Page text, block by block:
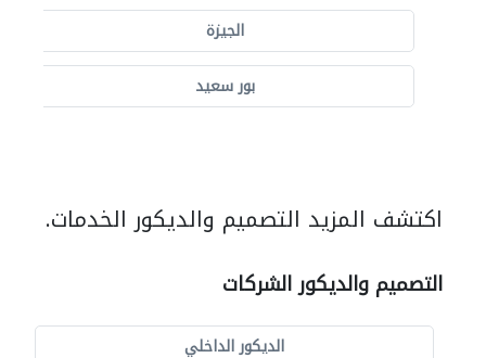
الجيزة
بور سعيد
اكتشف المزيد التصميم والديكور الخدمات.
التصميم والديكور الشركات
الديكور الداخلي